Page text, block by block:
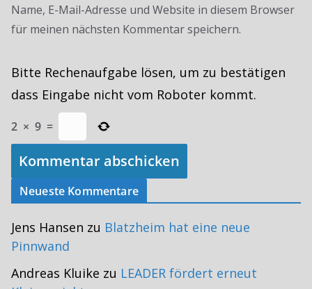
Name, E-Mail-Adresse und Website in diesem Browser
für meinen nächsten Kommentar speichern.
Bitte Rechenaufgabe lösen, um zu bestätigen
dass Eingabe nicht vom Roboter kommt.
2 × 9 =
Neueste Kommentare
Jens Hansen zu Blatzheim hat eine neue
Pinnwand
Andreas Kluike zu LEADER fördert erneut